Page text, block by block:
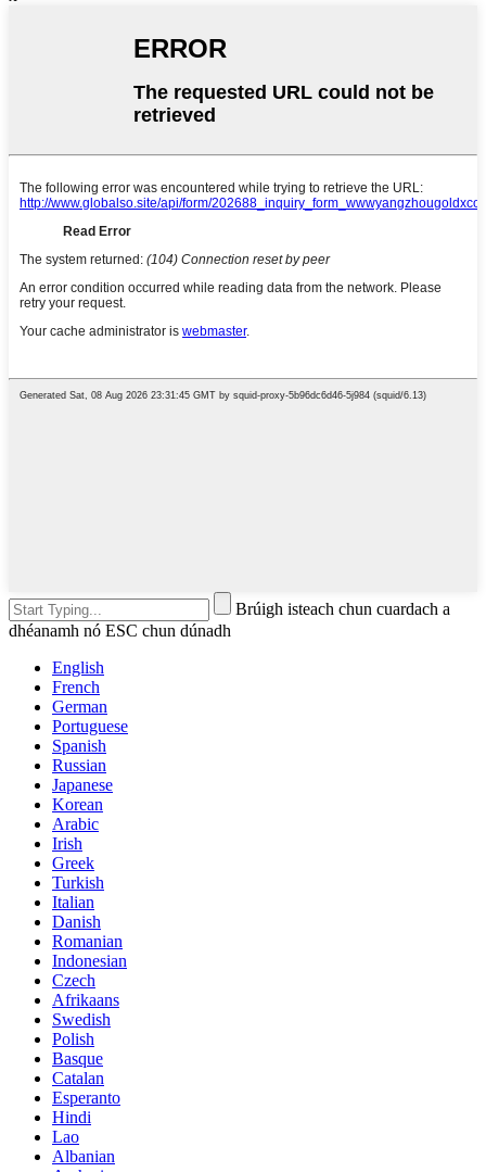
Brúigh isteach chun cuardach a
dhéanamh nó ESC chun dúnadh
English
French
German
Portuguese
Spanish
Russian
Japanese
Korean
Arabic
Irish
Greek
Turkish
Italian
Danish
Romanian
Indonesian
Czech
Afrikaans
Swedish
Polish
Basque
Catalan
Esperanto
Hindi
Lao
Albanian